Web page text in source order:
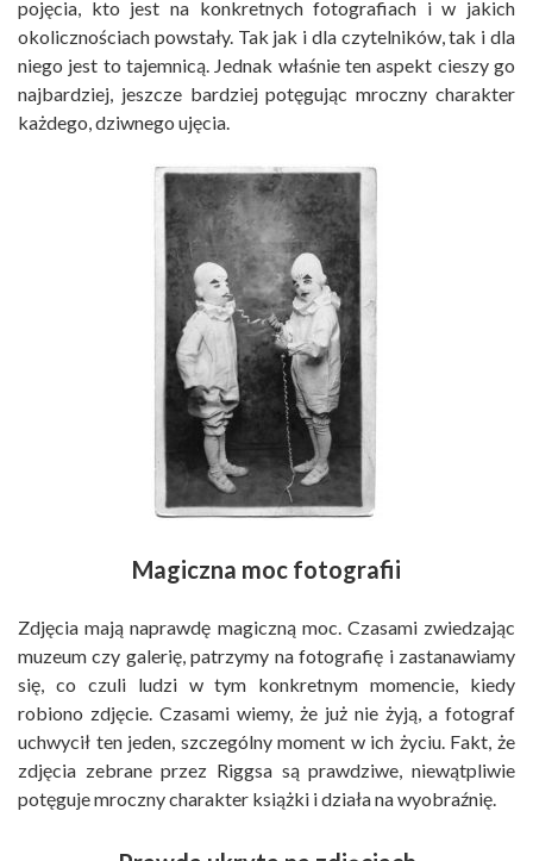
pojęcia, kto jest na konkretnych fotografiach i w jakich
okolicznościach powstały. Tak jak i dla czytelników, tak i dla
niego jest to tajemnicą. Jednak właśnie ten aspekt cieszy go
najbardziej, jeszcze bardziej potęgując mroczny charakter
każdego, dziwnego ujęcia.
Magiczna moc fotografii
Zdjęcia mają naprawdę magiczną moc. Czasami zwiedzając
muzeum czy galerię, patrzymy na fotografię i zastanawiamy
się, co czuli ludzi w tym konkretnym momencie, kiedy
robiono zdjęcie. Czasami wiemy, że już nie żyją, a fotograf
uchwycił ten jeden, szczególny moment w ich życiu. Fakt, że
zdjęcia zebrane przez Riggsa są prawdziwe, niewątpliwie
potęguje mroczny charakter książki i działa na wyobraźnię.